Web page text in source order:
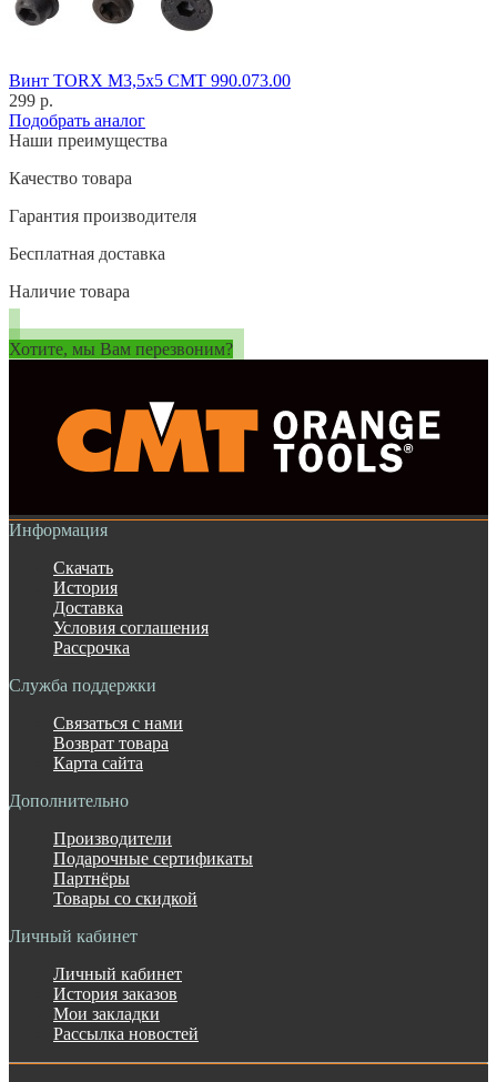
Винт TORX M3,5x5 CMT 990.073.00
299 р.
Подобрать аналог
Наши преимущества
Качество товара
Гарантия производителя
Бесплатная доставка
Наличие товара
Хотите, мы Вам перезвоним?
Информация
Скачать
История
Доставка
Условия соглашения
Рассрочка
Служба поддержки
Связаться с нами
Возврат товара
Карта сайта
Дополнительно
Производители
Подарочные сертификаты
Партнёры
Товары со скидкой
Личный кабинет
Личный кабинет
История заказов
Мои закладки
Рассылка новостей